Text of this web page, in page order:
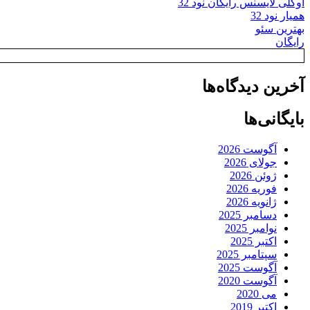
همیار نود 32
بهترین سئو
رایگان
آخرین دیدگاه‌ها
بایگانی‌ها
آگوست 2026
جولای 2026
ژوئن 2026
فوریه 2026
ژانویه 2026
دسامبر 2025
نوامبر 2025
اکتبر 2025
سپتامبر 2025
آگوست 2025
آگوست 2020
می 2020
اکتبر 2019